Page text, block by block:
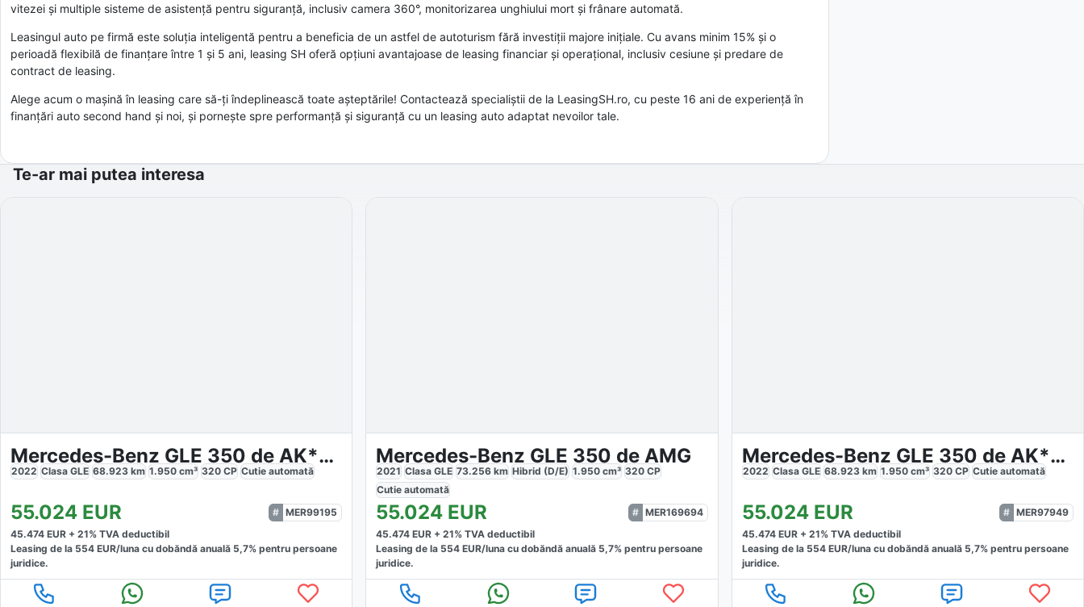
vitezei și multiple sisteme de asistență pentru siguranță, inclusiv camera 360°, monitorizarea unghiului mort și frânare automată.
Leasingul auto pe firmă este soluția inteligentă pentru a beneficia de un astfel de autoturism fără investiții majore inițiale. Cu avans minim 15% și o
perioadă flexibilă de finanțare între 1 și 5 ani, leasing SH oferă opțiuni avantajoase de leasing financiar și operațional, inclusiv cesiune și predare de
contract de leasing.
Alege acum o mașină în leasing care să-ți îndeplinească toate așteptările! Contactează specialiștii de la LeasingSH.ro, cu peste 16 ani de experiență în
finanțări auto second hand și noi, și pornește spre performanță și siguranță cu un leasing auto adaptat nevoilor tale.
Te-ar mai putea interesa
Mercedes-Benz GLE 350 de AK*Pano*Distro*DAB*20*VollLeder*LED
2022 Clasa GLE 68.923 km 1.950 cm³ 320 CP Cutie automată
55.024 EUR
MER99195
45.474 EUR + 21% TVA deductibil
Leasing de la 554 EUR/luna cu dobăndă anuală 5,7% pentru persoane
juridice.
Mercedes-Benz GLE 350 de AMG
2021 Clasa GLE 73.256 km Hibrid (D/E) 1.950 cm³ 320 CP
Cutieautomată
55.024 EUR
MER169694
45.474 EUR +21% TVA deductibil
Leasing de la 554 EUR/luna cu dobăndă anuală 5,7% pentru persoane
juridice.
Mercedes-Benz GLE 350 de AK*Pano*Distro*DAB*20*VollLeder*LED
2022 Clasa GLE 68.923km 1.950cm³ 320CP Cutie automată
55.024EUR
MER97949
45.474EUR + 21% TVA deductibil
Leasing de la 554EUR/lunacu dobăndă anuală 5,7% pentru persoane
juridice.